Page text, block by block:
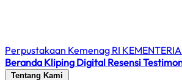
Perpustakaan Kemenag RI
Beranda Kliping Digital Resensi
Tentang Kami